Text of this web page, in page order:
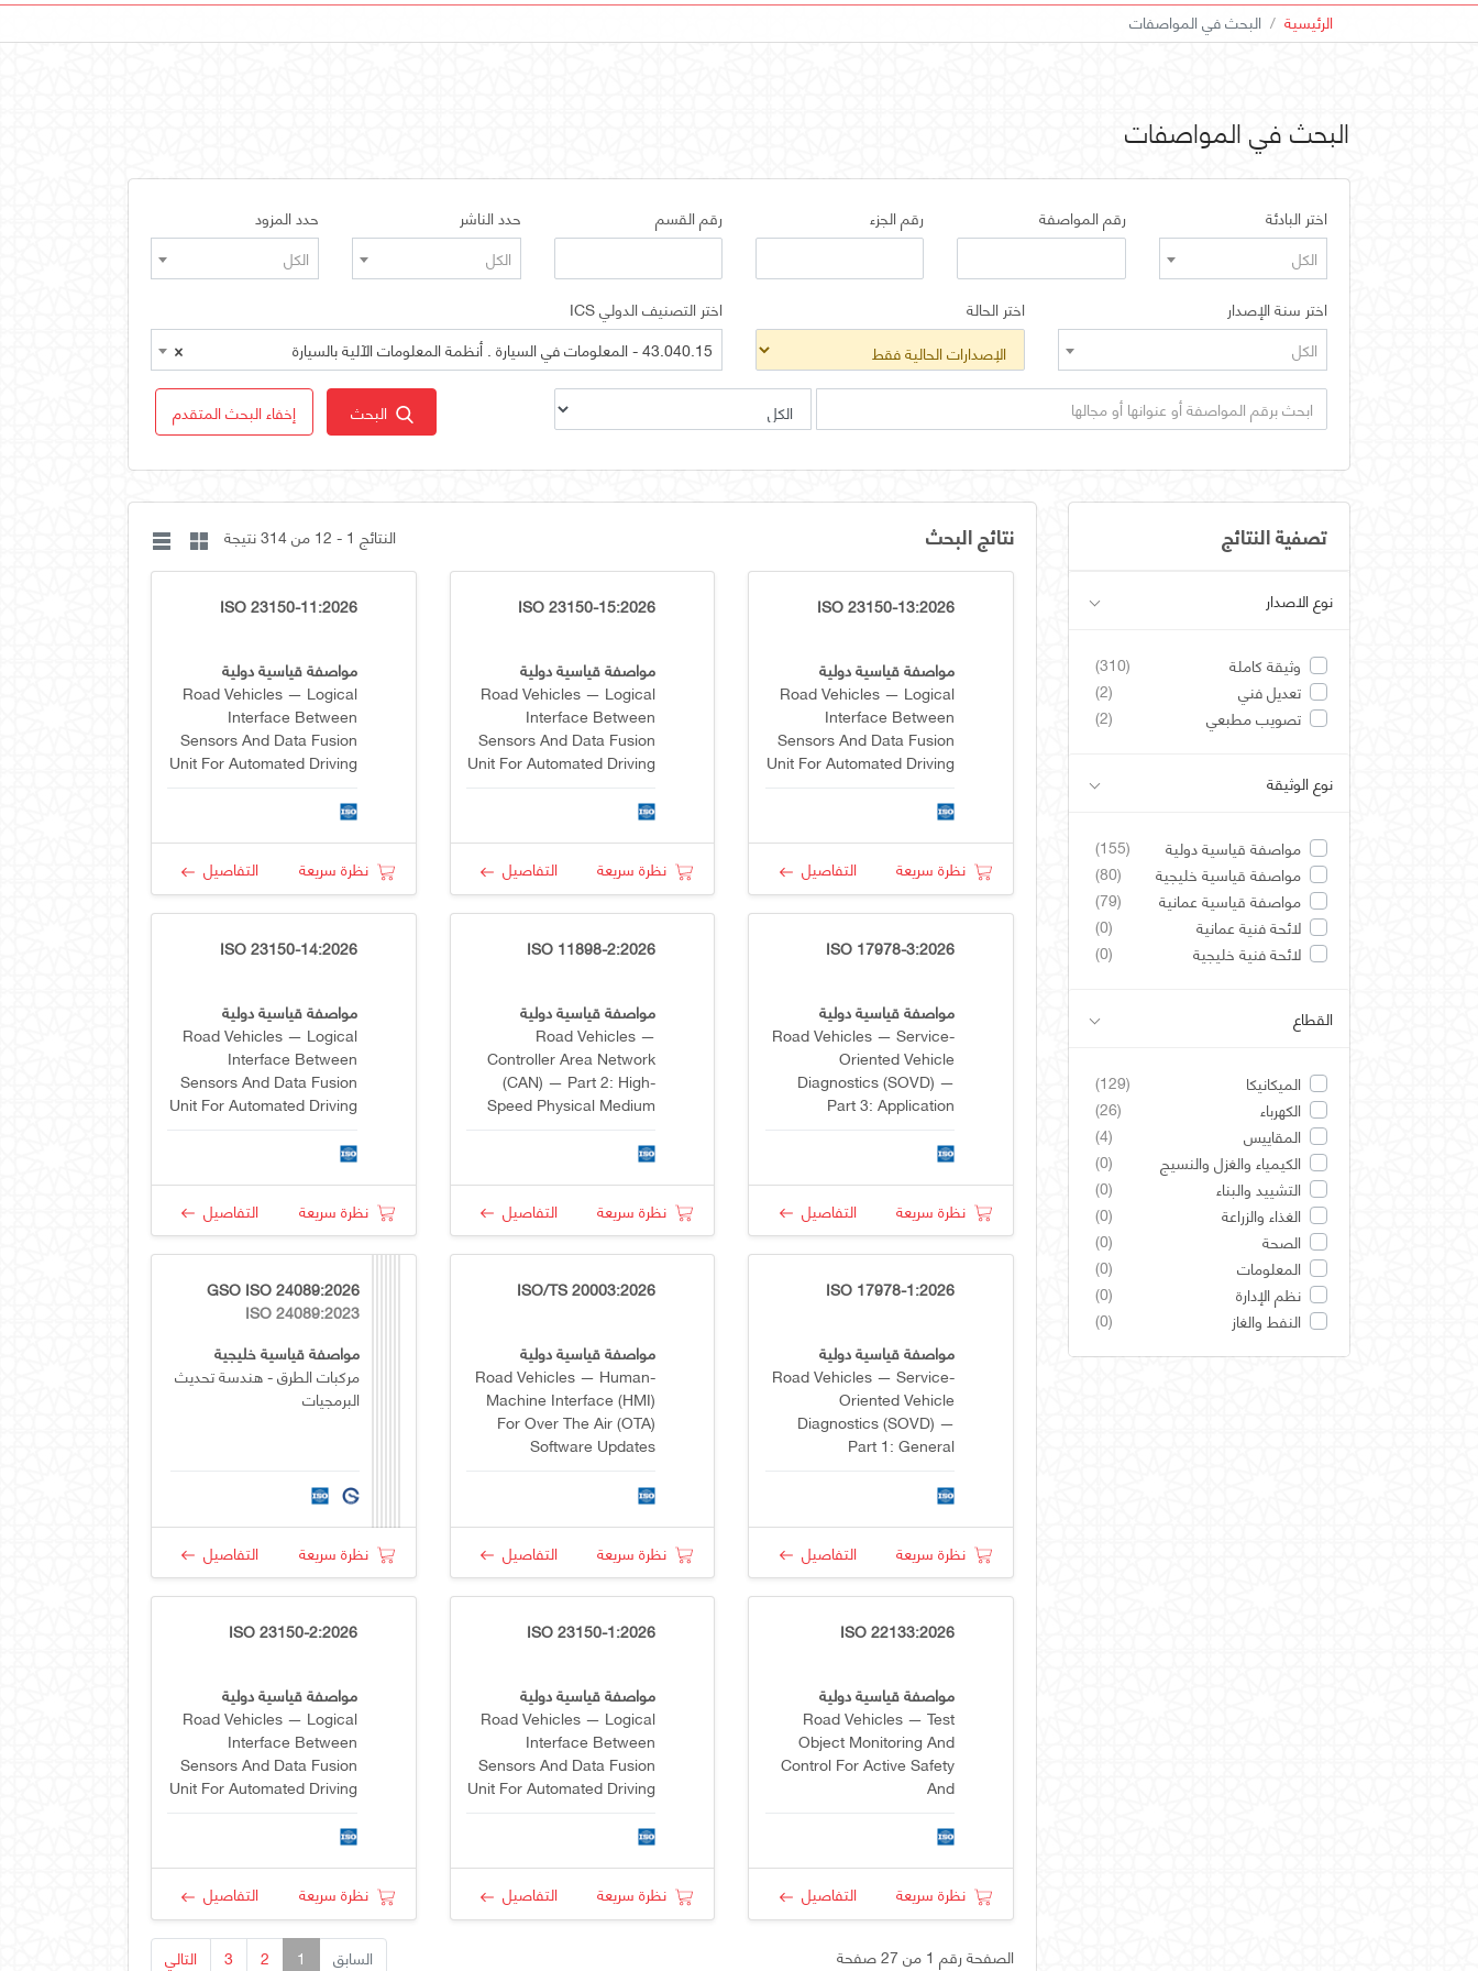
الرئيسية البحث في المواصفات
البحث في المواصفات
اختر البادئة
الكل
رقم المواصفة رقم الجزء رقم القسم
حدد الناشر
الكل
حدد المزود
الكل
اختر سنة الإصدار
الكل
اختر الحالة
اختر التصنيف الدولي ICS
×
43.040.15 - المعلومات في السيارة . أنظمة المعلومات الآلية بالسيارة
البحث إخفاء البحث المتقدم
تصفية النتائج
نوع الاصدار
وثيقة كاملة
(310)
تعديل فني
(2)
تصويب مطبعي
(2)
نوع الوثيقة
مواصفة قياسية دولية
(155)
مواصفة قياسية خليجية
(80)
مواصفة قياسية عمانية
(79)
لائحة فنية عمانية
(0)
لائحة فنية خليجية
(0)
القطاع
الميكانيكا
(129)
الكهرباء
(26)
المقاييس
(4)
الكيمياء والغزل والنسيج
(0)
التشييد والبناء
(0)
الغذاء والزراعة
(0)
الصحة
(0)
المعلومات
(0)
نظم الإدارة
(0)
النفط والغاز
(0)
نتائج البحث النتائج 1 - 12 من 314 نتيجة
ISO 23150-13:2026
مواصفة قياسية دولية
Road Vehicles — Logical
Interface Between
Sensors And Data Fusion
Unit For Automated Driving
Camera Specific
نظرة سريعة
التفاصيل
ISO 23150-15:2026
مواصفة قياسية دولية
Road Vehicles — Logical
Interface Between
Sensors And Data Fusion
Unit For Automated Driving
Microphone Specific
نظرة سريعة
التفاصيل
ISO 23150-11:2026
مواصفة قياسية دولية
Road Vehicles — Logical
Interface Between
Sensors And Data Fusion
Unit For Automated Driving
Radar Specific Interfaces
نظرة سريعة التفاصيل
ISO 17978-3:2026
مواصفة قياسية دولية
Road Vehicles — Service-
Oriented Vehicle
Diagnostics (SOVD) —
Part 3: Application
(API)
نظرة سريعة التفاصيل
ISO 11898-2:2026
مواصفة قياسية دولية
Road Vehicles —
Controller Area Network
(CAN) — Part 2: High-
Speed Physical Medium
Sublayer
نظرة سريعة التفاصيل
ISO 23150-14:2026
مواصفة قياسية دولية
Road Vehicles — Logical
Interface Between
Sensors And Data Fusion
Unit For Automated Driving
Ultrasonic Specific
نظرة سريعة
التفاصيل
ISO 17978-1:2026
مواصفة قياسية دولية
Road Vehicles — Service-
Oriented Vehicle
Diagnostics (SOVD) —
Part 1: General
Rules And Basic Principles
نظرة سريعة التفاصيل
ISO/TS 20003:2026
مواصفة قياسية دولية
Road Vehicles — Human-
Machine Interface (HMI)
For Over The Air (OTA)
Software Updates
نظرة سريعة التفاصيل
GSO ISO 24089:2026
ISO 24089:2023
مواصفة قياسية خليجية
مركبات الطرق - هندسة تحديث
البرمجيات
نظرة سريعة التفاصيل
ISO 22133:2026
مواصفة قياسية دولية
Road Vehicles — Test
Object Monitoring And
Control For Active Safety
And
Vehicle Testing —
Communication Protocol
نظرة سريعة التفاصيل
ISO 23150-1:2026
مواصفة قياسية دولية
Road Vehicles — Logical
Interface Between
Sensors And Data Fusion
Unit For Automated Driving
General Information And
نظرة سريعة
التفاصيل
ISO 23150-2:2026
مواصفة قياسية دولية
Road Vehicles — Logical
Interface Between
Sensors And Data Fusion
Unit For Automated Driving
Level Interfaces
نظرة سريعة التفاصيل
الصفحة رقم 1 من 27 صفحة السابق 1
2
3 التالي